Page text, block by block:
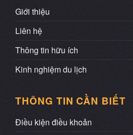
Giới thiệu
Liên hệ
Thông tin hữu ích
Kinh nghiệm du lịch
THÔNG TIN CẦN BIẾT
Điều kiện điều khoản